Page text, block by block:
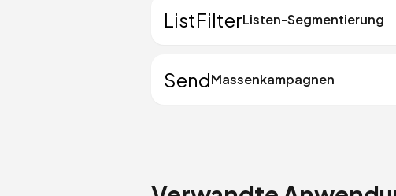
ListFilterListen-Segmentierung
SendMassenkampagnen